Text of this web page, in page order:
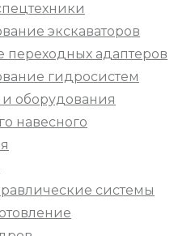
экскаваторов
переходных адаптеров
гидросистем
оборудования
навесного
системы